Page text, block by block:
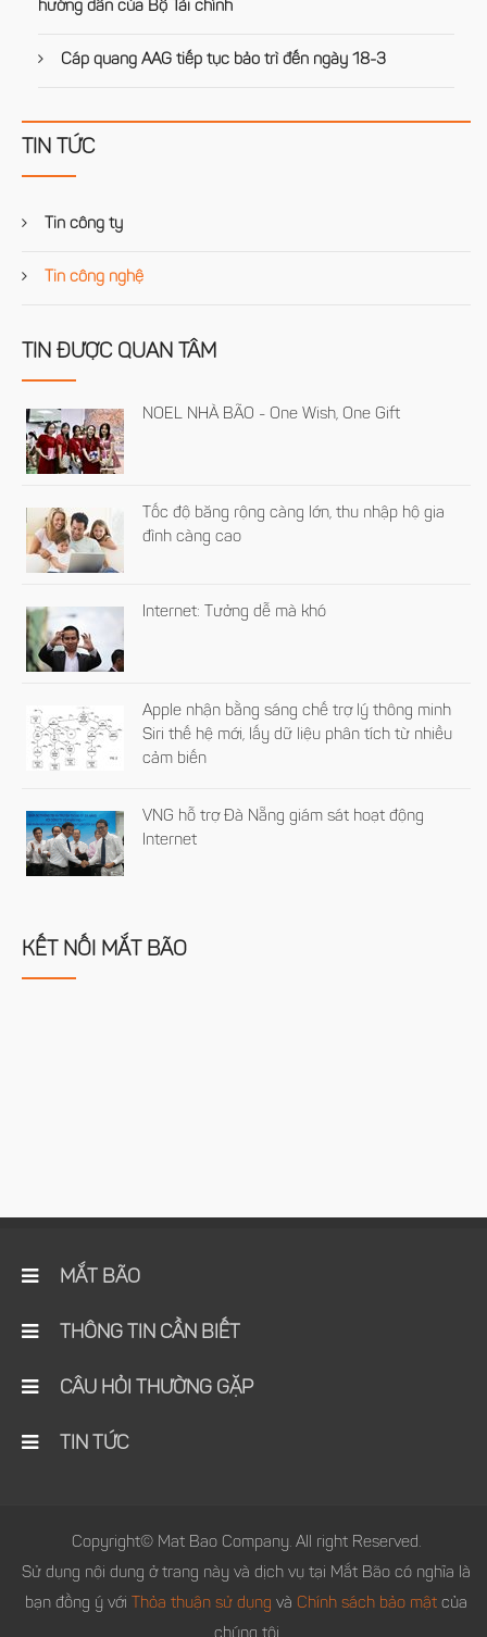
hướng dẫn của Bộ Tài chính
Cáp quang AAG tiếp tục bảo trì đến ngày 18-3
TIN TỨC
Tin công ty
Tin công nghệ
TIN ĐƯỢC QUAN TÂM
NOEL NHÀ BÃO - One Wish, One Gift
Tốc độ băng rộng càng lớn, thu nhập hộ gia
đình càng cao
Internet: Tưởng dễ mà khó
Apple nhận bằng sáng chế trợ lý thông minh
Siri thế hệ mới, lấy dữ liệu phân tích từ nhiều
cảm biến
VNG hỗ trợ Đà Nẵng giám sát hoạt động
Internet
KẾT NỐI MẮT BÃO
MẮT BÃO
THÔNG TIN CẦN BIẾT
CÂU HỎI THƯỜNG GẶP
TIN TỨC
Copyright© Mat Bao Company. All right Reserved.
Sử dụng nội dung ở trang này và dịch vụ tại Mắt Bão có nghĩa là
bạn đồng ý với Thỏa thuận sử dụng và Chính sách bảo mật của